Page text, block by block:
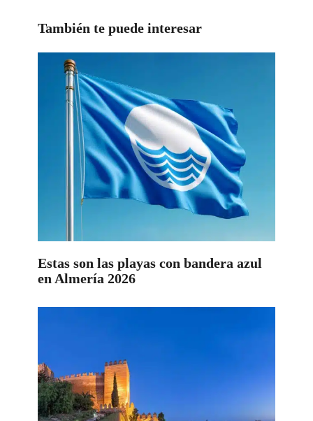
También te puede interesar
Estas son las playas con bandera azul
en Almería 2026